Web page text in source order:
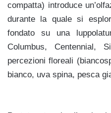
compatta) introduce
durante la quale si
fondato su una
Columbus, Centennial,
percezioni floreali
bianco, uva spina, pesca